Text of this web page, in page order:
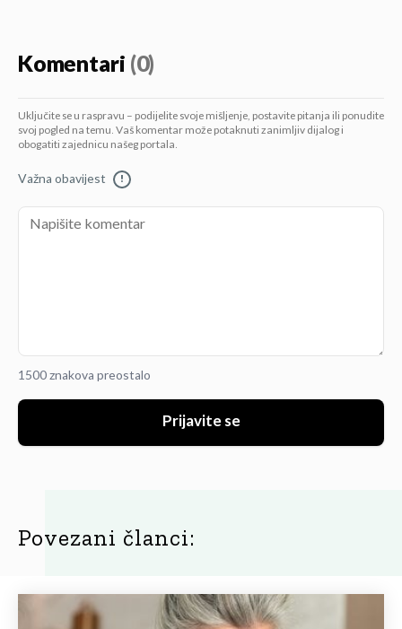
Komentari (0)
Uključite se u raspravu – podijelite svoje mišljenje, postavite pitanja ili ponudite
svoj pogled na temu. Vaš komentar može potaknuti zanimljiv dijalog i
obogatiti zajednicu našeg portala.
Važna obavijest !
1500 znakova preostalo
Prijavite se
Povezani članci: